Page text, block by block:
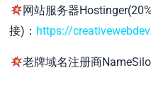
网站服务器
接)： https://
老牌域名注册商NameSilo